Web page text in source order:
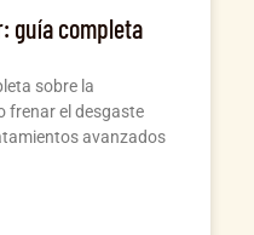
guía completa
sobre la
frenar el desgaste
avanzados